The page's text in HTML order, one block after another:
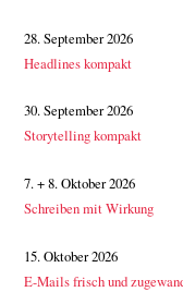
28. September 2026
Headlines kompakt
30. September 2026
Storytelling kompakt
7. + 8. Oktober 2026
Schreiben mit Wirkung
15. Oktober 2026
E-Mails frisch und